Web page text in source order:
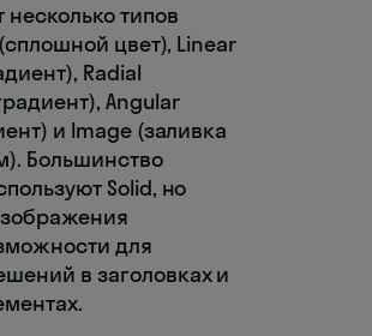
типов
цвет), Linear
Radial
Angular
и Image (заливка
Большинство
Solid, но
для
в заголовках и